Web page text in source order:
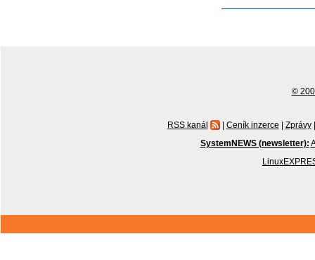
©
RSS kanál | Ceník inzerce | Zprávy |
SystemNEWS (newsletter):